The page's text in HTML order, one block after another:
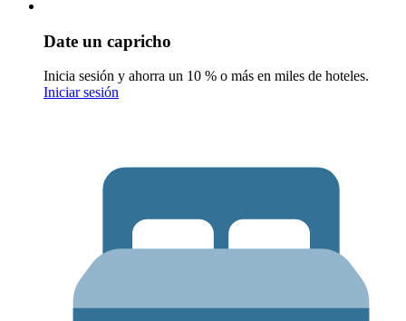
Date un capricho
Inicia sesión y ahorra un 10 % o más en miles de hoteles.
Iniciar sesión